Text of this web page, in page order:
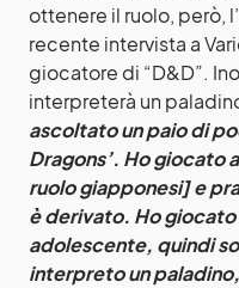
ottenere il ruolo, però,
recente intervista a
giocatore di “D&D”.
interpreterà un
ascoltato un paio di
Dragons’. Ho giocato
ruolo giapponesi] e
è derivato. Ho giocato
adolescente, quindi
interpreto un